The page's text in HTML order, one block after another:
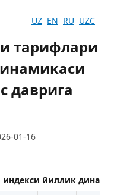
UZ EN RU UZC
тарифлари
даврига
01-16
йиллик